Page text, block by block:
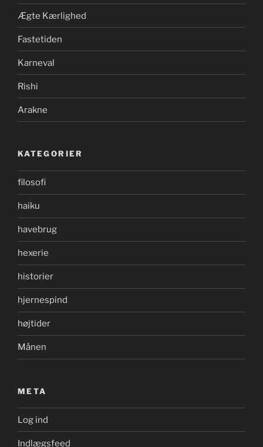
Ægte Kærlighed
Fastetiden
Karneval
Rishi
Arakne
KATEGORIER
filosofi
haiku
havebrug
hexerie
historier
hjernespind
højtider
Månen
META
Log ind
Indlægsfeed